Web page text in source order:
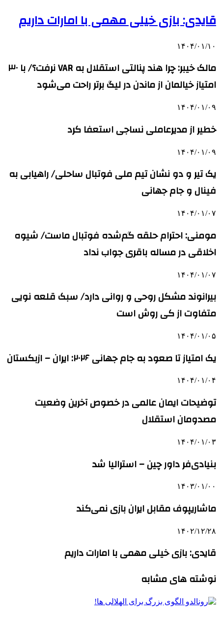
قایدی: بازی خیلی مهمی با امارات داریم
۱۴۰۴/۰۱/۱۰
مالک خیبر: چرا هند پنالتی استقلال به VAR نرفت؟/ با ۳۰
امتیاز خیالمان از ماندن در لیگ برتر راحت می‌شود
۱۴۰۴/۰۱/۰۹
خطیر از مدیرعاملی نساجی استعفا کرد
۱۴۰۴/۰۱/۰۹
یک تیر و دو نشان تیم ملی فوتبال ساحلی/ راهیابی به
فینال و جام جهانی
۱۴۰۴/۰۱/۰۷
مومنی: احترام حلقه گم‌شده فوتبال ماست/ شیوه
اخلاقی در مساله باقری جواب نداد
۱۴۰۴/۰۱/۰۷
بیرانوند مشکل روحی و روانی دارد/ سبک قلعه نویی
متفاوت از کی روش است
۱۴۰۴/۰۱/۰۵
یک امتیاز تا صعود به جام جهانی ۲۰۲۶: ایران – ازبکستان
۱۴۰۴/۰۱/۰۴
توضیحات ایمان عالمی در خصوص آخرین وضعیت
مصدومان استقلال
۱۴۰۴/۰۱/۰۳
بنیادی‌فر داور چین – استرالیا شد
۱۴۰۳/۰۱/۰۰
ماشاریپوف مقابل ایران بازی نمی‌کند
۱۴۰۲/۱۲/۲۸
قایدی: بازی خیلی مهمی با امارات داریم
نوشته های مشابه